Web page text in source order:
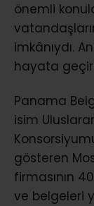
önemli
imkânıydı.
hayata
Panama
isim
gösteren
firmasının
ve belgeleri